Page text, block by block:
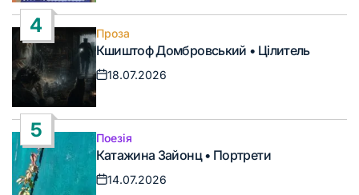
4
Опублікувати
у
Проза
Кшиштоф Домбровський • Цілитель
Дата
запису
18.07.2026
5
Опублікувати
у
Поезія
Катажина Зайонц • Портрети
Дата
14.07.2026